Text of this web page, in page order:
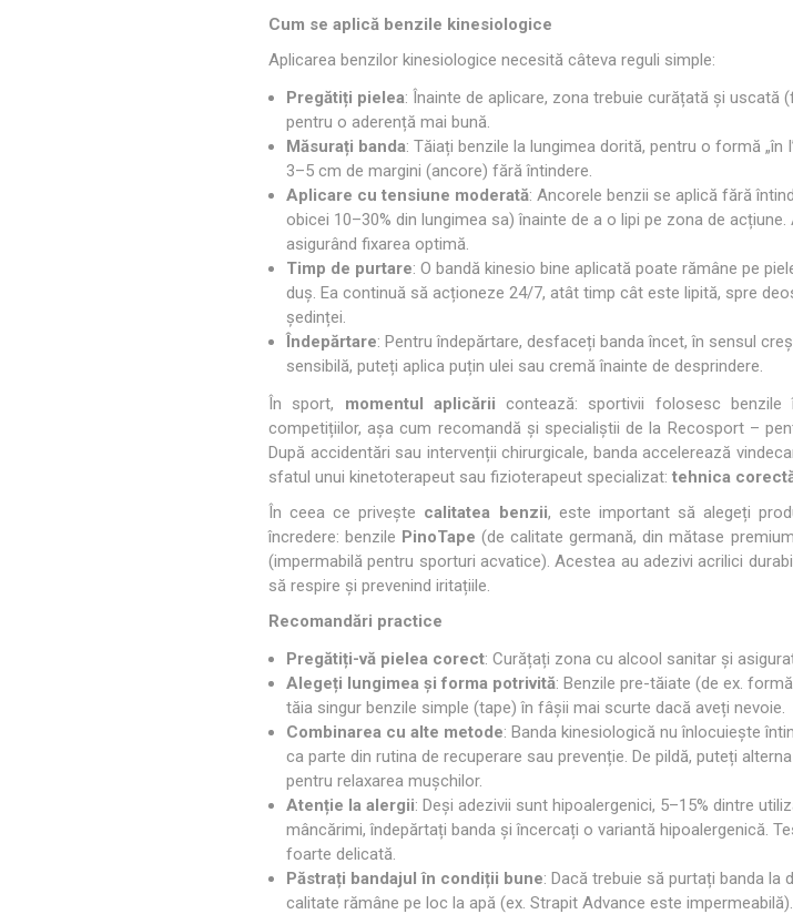
Cum se aplică benzile kinesiologice
Aplicarea benzilor kinesiologice necesită câteva reguli simple:
Pregătiți pielea: Înainte de aplicare, zona trebuie curățată și uscată
pentru o aderență mai bună.
Măsurați banda: Tăiați benzile la lungimea dorită, pentru o formă „în
3–5 cm de margini (ancore) fără întindere.
Aplicare cu tensiune moderată: Ancorele benzii se aplică fără
obicei 10–30% din lungimea sa) înainte de a o lipi pe zona de
asigurând fixarea optimă.
Timp de purtare: O bandă kinesio bine aplicată poate rămâne pe
duș. Ea continuă să acționeze 24/7, atât timp cât este lipită, spre
ședinței.
Îndepărtare: Pentru îndepărtare, desfaceți banda încet, în sensul
sensibilă, puteți aplica puțin ulei sau cremă înainte de desprindere.
În sport, momentul aplicării contează: sportivii folosesc benzile
competițiilor, așa cum recomandă și specialiștii de la Recosport –
După accidentări sau intervenții chirurgicale, banda accelerează
sfatul unui kinetoterapeut sau fizioterapeut specializat: tehnica
În ceea ce privește calitatea benzii, este important să alegeți
încredere: benzile PinoTape (de calitate germană, din mătase
(impermabilă pentru sporturi acvatice). Acestea au adezivi acrilici
să respire și prevenind iritațiile.
Recomandări practice
Pregătiți-vă pielea corect: Curățați zona cu alcool sanitar și
Alegeți lungimea și forma potrivită: Benzile pre-tăiate (de ex.
tăia singur benzile simple (tape) în fâșii mai scurte dacă aveți nevoie.
Combinarea cu alte metode: Banda kinesiologică nu înlocuiește
ca parte din rutina de recuperare sau prevenție. De pildă, puteți
pentru relaxarea mușchilor.
Atenție la alergii: Deși adezivii sunt hipoalergenici, 5–15% dintre
mâncărimi, îndepărtați banda și încercați o variantă hipoalergenică.
foarte delicată.
Păstrați bandajul în condiții bune: Dacă trebuie să purtați banda la
calitate rămâne pe loc la apă (ex. Strapit Advance este impermeabilă).